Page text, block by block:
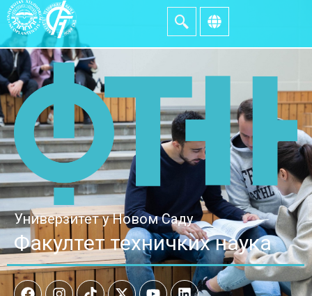
Универзитет у Новом Саду
Факултет техничких наука